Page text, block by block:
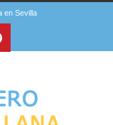
en Sevilla